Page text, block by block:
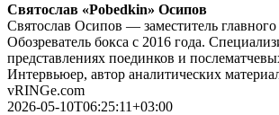
Святослав «Pobedkin» Осипов
Святослав Осипов — заместитель главного
Обозреватель бокса с 2016 года.
представлениях поединков и
Интервьюер, автор аналитических
vRINGe.com
2026-05-10T06:25:11+03:00